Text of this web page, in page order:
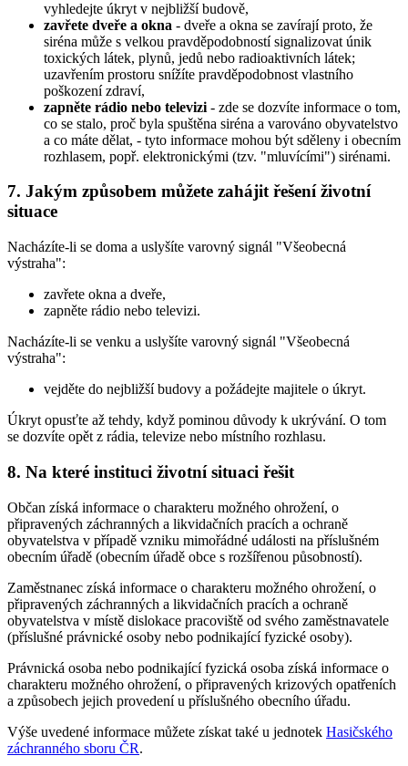
vyhledejte úkryt v nejbližší budově,
zavřete dveře a okna - dveře a okna se zavírají proto, že
siréna může s velkou pravděpodobností signalizovat únik
toxických látek, plynů, jedů nebo radioaktivních látek;
uzavřením prostoru snížíte pravděpodobnost vlastního
poškození zdraví,
zapněte rádio nebo televizi - zde se dozvíte informace o tom,
co se stalo, proč byla spuštěna siréna a varováno obyvatelstvo
a co máte dělat, - tyto informace mohou být sděleny i obecním
rozhlasem, popř. elektronickými (tzv. "mluvícími") sirénami.
7. Jakým způsobem můžete zahájit řešení životní
situace
Nacházíte-li se doma a uslyšíte varovný signál "Všeobecná
výstraha":
zavřete okna a dveře,
zapněte rádio nebo televizi.
Nacházíte-li se venku a uslyšíte varovný signál "Všeobecná
výstraha":
vejděte do nejbližší budovy a požádejte majitele o úkryt.
Úkryt opusťte až tehdy, když pominou důvody k ukrývání. O tom
se dozvíte opět z rádia, televize nebo místního rozhlasu.
8. Na které instituci životní situaci řešit
Občan získá informace o charakteru možného ohrožení, o
připravených záchranných a likvidačních pracích a ochraně
obyvatelstva v případě vzniku mimořádné události na příslušném
obecním úřadě (obecním úřadě obce s rozšířenou působností).
Zaměstnanec získá informace o charakteru možného ohrožení, o
připravených záchranných a likvidačních pracích a ochraně
obyvatelstva v místě dislokace pracoviště od svého zaměstnavatele
(příslušné právnické osoby nebo podnikající fyzické osoby).
Právnická osoba nebo podnikající fyzická osoba získá informace o
charakteru možného ohrožení, o připravených krizových opatřeních
a způsobech jejich provedení u příslušného obecního úřadu.
Výše uvedené informace můžete získat také u jednotek Hasičského
záchranného sboru ČR.